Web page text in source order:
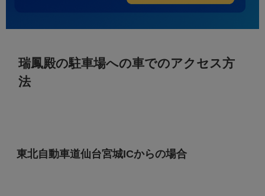
瑞鳳殿の駐車場への車でのアクセス方
法
東北自動車道仙台宮城ICからの場合